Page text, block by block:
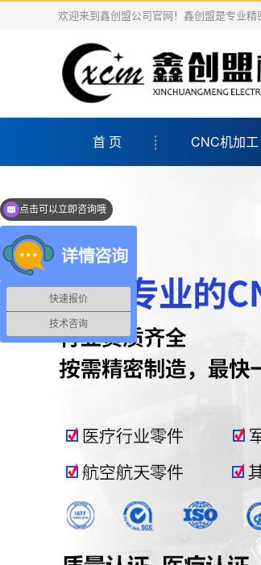
欢迎来到鑫创盟公司官网！鑫创盟是专业精
首 页 CNC机加工
快速报价
技术咨询
亲，有什么需求呢？